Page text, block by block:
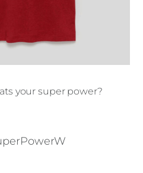
your super power?